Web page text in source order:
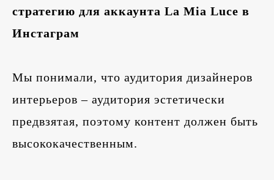
стратегию для аккаунта La Mia Luce в
Инстаграм
Мы понимали, что аудитория дизайнеров
интерьеров – аудитория эстетически
предвзятая, поэтому контент должен быть
высококачественным.